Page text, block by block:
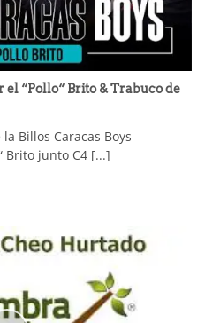
“Pollo“ Brito & Trabuco de
Billos Caracas Boys
Brito junto C4 [...]